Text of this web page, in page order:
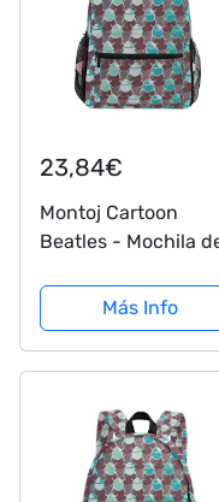
23,84€
Montoj Cartoon
Beatles - Mochila
Más Info